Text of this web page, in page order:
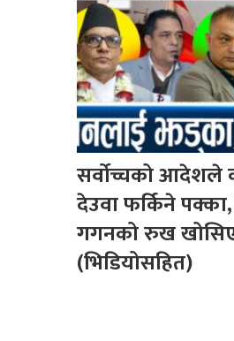
सर्वोच्चको आदेशले
देउवा फर्किने पक्का,
गगनको रुख
(भिडियोसहित)